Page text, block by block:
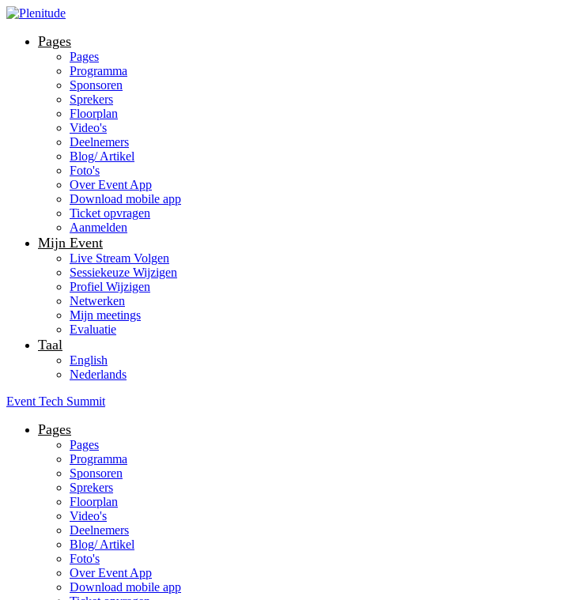
Pages
Pages
Programma
Sponsoren
Sprekers
Floorplan
Video's
Deelnemers
Blog/ Artikel
Foto's
Over Event App
Download mobile app
Ticket opvragen
Aanmelden
Mijn Event
Live Stream Volgen
Sessiekeuze Wijzigen
Profiel Wijzigen
Netwerken
Mijn meetings
Evaluatie
Taal
English
Nederlands
Event Tech Summit
Pages
Pages
Programma
Sponsoren
Sprekers
Floorplan
Video's
Deelnemers
Blog/ Artikel
Foto's
Over Event App
Download mobile app